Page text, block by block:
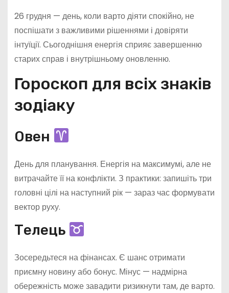
26 грудня — день, коли варто діяти спокійно, не
поспішати з важливими рішеннями і довіряти
інтуїції. Сьогоднішня енергія сприяє завершенню
старих справ і внутрішньому оновленню.
Гороскоп для всіх знаків
зодіаку
Овен
День для планування. Енергія на максимумі, але не
витрачайте її на конфлікти. З практики: запишіть три
головні цілі на наступний рік — зараз час формувати
вектор руху.
Телець
Зосередьтеся на фінансах. Є шанс отримати
приємну новину або бонус. Мінус — надмірна
обережність може завадити ризикнути там, де варто.